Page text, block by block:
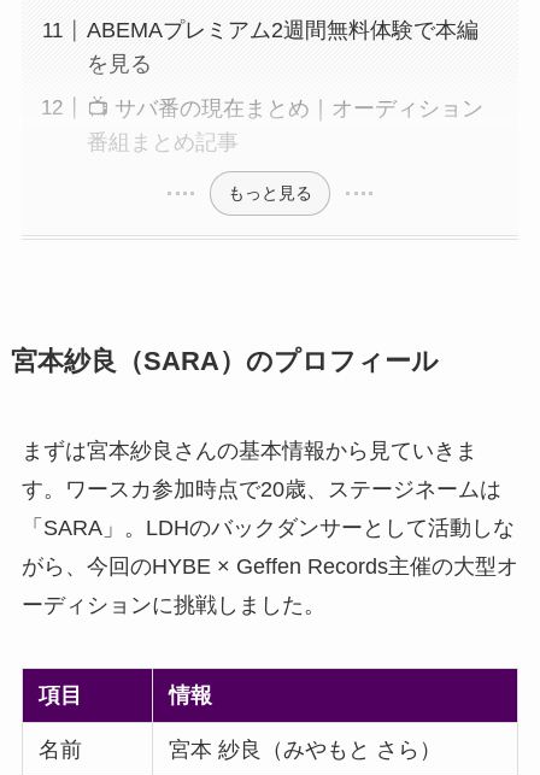
ABEMAプレミアム2週間無料体験で本編
を見る
📺 サバ番の現在まとめ｜オーディション
番組まとめ記事
もっと見る
宮本紗良（SARA）のプロフィール
まずは宮本紗良さんの基本情報から見ていきま
す。ワースカ参加時点で20歳、ステージネームは
「SARA」。LDHのバックダンサーとして活動しな
がら、今回のHYBE × Geffen Records主催の大型オ
ーディションに挑戦しました。
項目 情報
名前 宮本 紗良（みやもと さら）